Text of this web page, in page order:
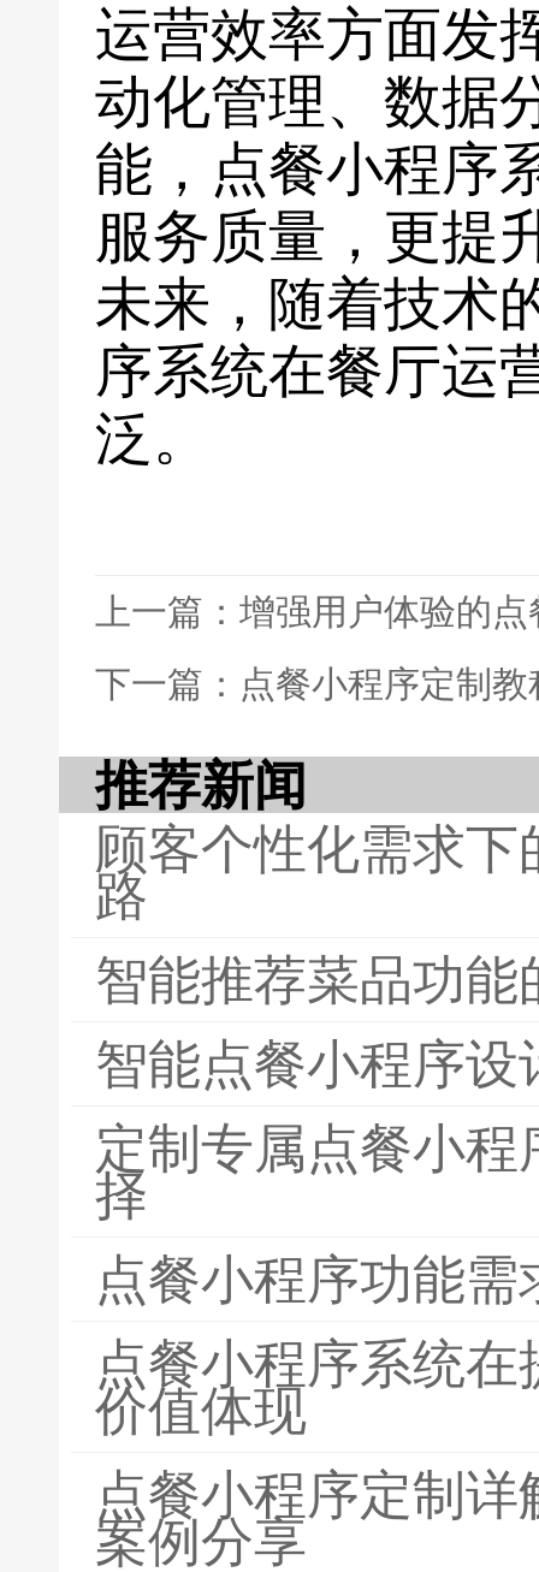
运营效率方面发
动化管理、数据
能，点餐小程序
服务质量，更提
未来，随着技术
序系统在餐厅运
泛。
上一篇：增强用户体验的
下一篇：点餐小程序定制
推荐新闻
顾客个性化需求
路
智能推荐菜品功
智能点餐小程序设
定制专属点餐小
择
点餐小程序功能
点餐小程序系统
价值体现
点餐小程序定制
案例分享